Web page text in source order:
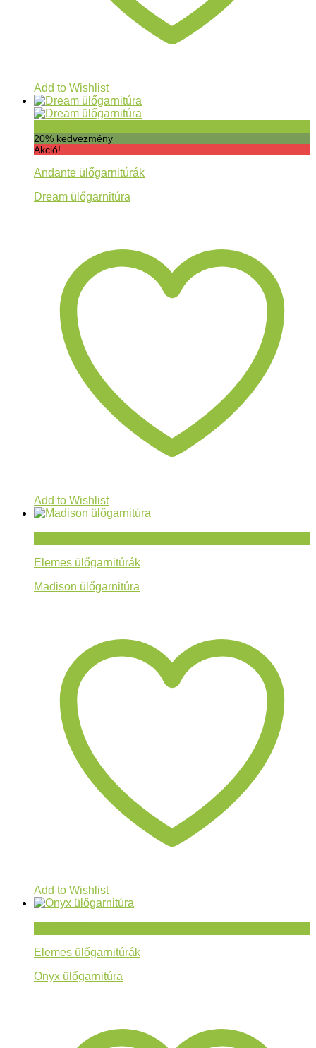
Add to Wishlist
20% kedvezmény
Akció!
Andante ülőgarnitúrák
Dream ülőgarnitúra
Add to Wishlist
Elemes ülőgarnitúrák
Madison ülőgarnitúra
Add to Wishlist
Elemes ülőgarnitúrák
Onyx ülőgarnitúra